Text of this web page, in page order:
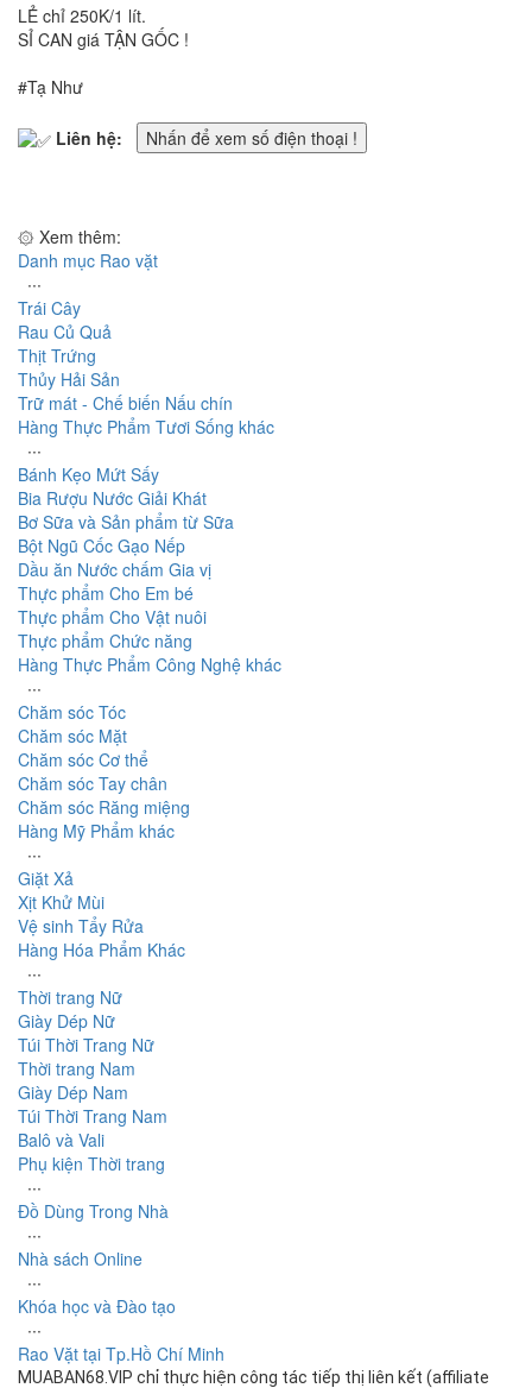
LẺ chỉ 250K/1 lít.
SỈ CAN giá TẬN GỐC !
#Tạ Như
Liên hệ: Nhấn để xem số điện thoại !
۞ Xem thêm:
Danh mục Rao vặt
∙∙∙
Trái Cây
Rau Củ Quả
Thịt Trứng
Thủy Hải Sản
Trữ mát - Chế biến Nấu chín
Hàng Thực Phẩm Tươi Sống khác
∙∙∙
Bánh Kẹo Mứt Sấy
Bia Rượu Nước Giải Khát
Bơ Sữa và Sản phẩm từ Sữa
Bột Ngũ Cốc Gạo Nếp
Dầu ăn Nước chấm Gia vị
Thực phẩm Cho Em bé
Thực phẩm Cho Vật nuôi
Thực phẩm Chức năng
Hàng Thực Phẩm Công Nghệ khác
∙∙∙
Chăm sóc Tóc
Chăm sóc Mặt
Chăm sóc Cơ thể
Chăm sóc Tay chân
Chăm sóc Răng miệng
Hàng Mỹ Phẩm khác
∙∙∙
Giặt Xả
Xịt Khử Mùi
Vệ sinh Tẩy Rửa
Hàng Hóa Phẩm Khác
∙∙∙
Thời trang Nữ
Giày Dép Nữ
Túi Thời Trang Nữ
Thời trang Nam
Giày Dép Nam
Túi Thời Trang Nam
Balô và Vali
Phụ kiện Thời trang
∙∙∙
Đồ Dùng Trong Nhà
∙∙∙
Nhà sách Online
∙∙∙
Khóa học và Đào tạo
∙∙∙
Rao Vặt tại Tp.Hồ Chí Minh
MUABAN68.VIP chỉ thực hiện công tác tiếp thị liên kết (affiliate